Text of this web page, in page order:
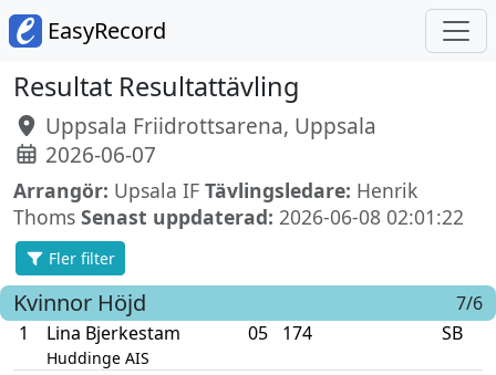
EasyRecord
Resultat Resultattävling
Uppsala Friidrottsarena, Uppsala
2026-06-07
Arrangör: Upsala IF Tävlingsledare: Henrik
Thoms Senast uppdaterad: 2026-06-08 02:01:22
Fler filter
Kvinnor Höjd
7/6
1
Lina Bjerkestam
Huddinge AIS
05 174 SB